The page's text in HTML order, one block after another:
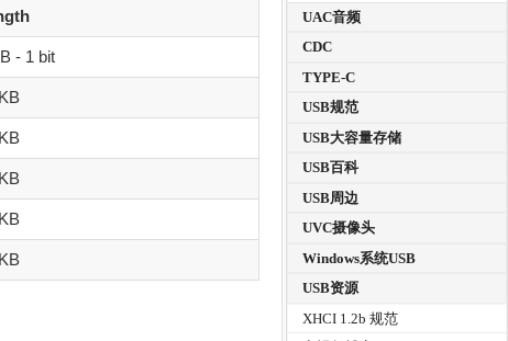
- 1 bit
UAC音频
CDC
TYPE-C
USB规范
USB大容量存储
USB百科
USB周边
UVC摄像头
Windows系统USB
USB资源
XHCI 1.2b 规范